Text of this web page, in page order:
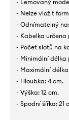
- Lemovaný
- Nelze vložit
- Odnímatelný
- Kabelka určena
- Počet slotů na
- Minimální délka
- Maximální délka
- Hloubka: 4 cm.
- Výška: 12 cm.
- Spodní šířka: 21